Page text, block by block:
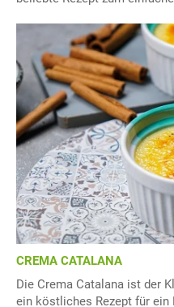
CREMA CATALANA
Die Crema Catalana ist der
ein köstliches Rezept für ein